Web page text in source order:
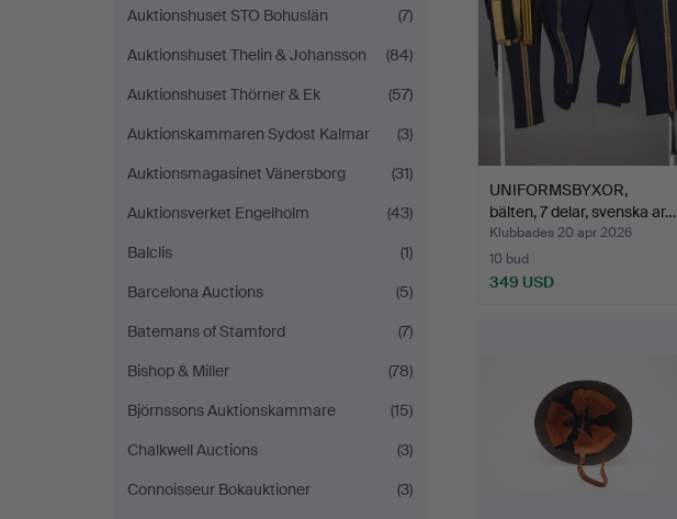
Auktionshuset STO Bohuslän
(7)
Auktionshuset Thelin & Johansson
(84)
Auktionshuset Thörner & Ek
(57)
Auktionskammaren Sydost Kalmar
(3)
Auktionsmagasinet Vänersborg
(31)
Auktionsverket Engelholm
(43)
Balclis
(1)
Barcelona Auctions
(5)
Batemans of Stamford
(7)
Bishop & Miller
(78)
Björnssons Auktionskammare
(15)
Chalkwell Auctions
(3)
Connoisseur Bokauktioner
(3)
UNIFORMSBYXOR,
bälten, 7 delar, svenska ar…
Klubbades 20 apr 2026
10 bud
349 USD